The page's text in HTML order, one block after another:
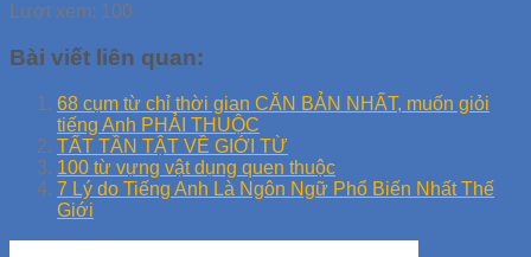
Lượt xem: 100
Bài viết liên quan:
68 cụm từ chỉ thời gian CĂN BẢN NHẤT, muốn giỏi
tiếng Anh PHẢI THUỘC
TẤT TẦN TẬT VỀ GIỚI TỪ
100 từ vựng vật dụng quen thuộc
7 Lý do Tiếng Anh Là Ngôn Ngữ Phổ Biến Nhất Thế
Giới